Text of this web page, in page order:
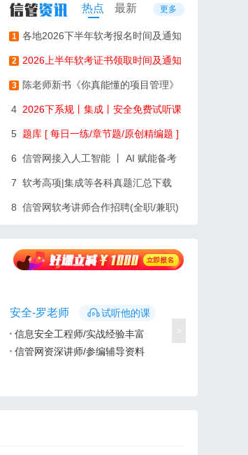
热点 最新 更多
1 各地2026下半年软考报名时间及通知
2 2026上半年软考证书领取时间及通知
3 陈老师新书《你真能懂的项目管理》
4 2026下系规丨集成丨安全免费试听课
5 题库 [ 每日一练/章节题/原创精编题 ]
6 信管网接入人工智能 丨 AI 赋能备考
7 软考高项|集成等各科真题汇总下载
8 信管网软考讲师合作招聘(全职/兼职)
安全-罗老师
试听他的课
信息安全工程师/实战经验丰富
信管网资深讲师/参编辅导资料
>